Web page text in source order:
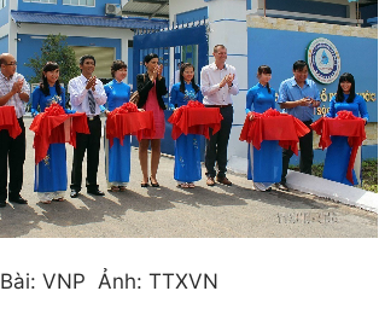
Bài: VNP Ảnh: TTXVN